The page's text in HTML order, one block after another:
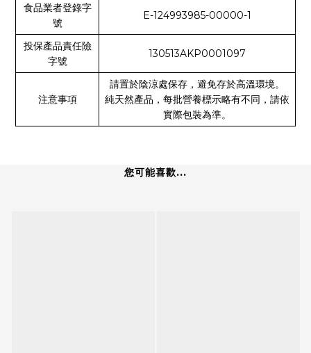
食品業者登錄字
號
E-124993985-00000-1
投保產品責任險
字號
130513AKP0001097
注意事項
請置於陰涼處保存，避免存於高溫環境。
純天然產品，每批營養標示略有不同，請依
實際包裝為準。
您可能喜歡...